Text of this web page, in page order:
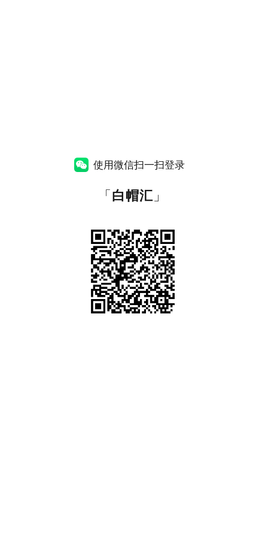
使用微信扫一扫登录
「白帽汇 」